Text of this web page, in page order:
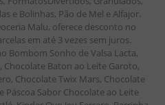
e Bolinhas, Pão de Mel e Alfajor.
Malu, oferece desconto no
em até 3 vezes sem juros.
Bombom Sonho de Valsa Lacta,
Baton ao Leite Garoto,
Chocolate Twix Mars, Chocolate
Páscoa Sabor Chocolate ao Leite